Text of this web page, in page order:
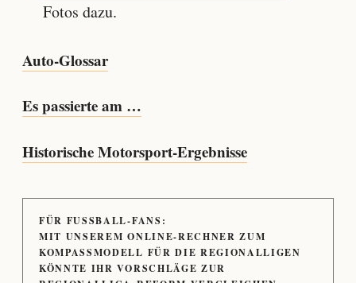
Fotos dazu.
Auto-Glossar
Es passierte am …
Historische Motorsport-Ergebnisse
FÜR FUSSBALL-FANS:
MIT UNSEREM ONLINE-RECHNER ZUM
KOMPASSMODELL FÜR DIE REGIONALLIGEN
KÖNNTE IHR VORSCHLÄGE ZUR